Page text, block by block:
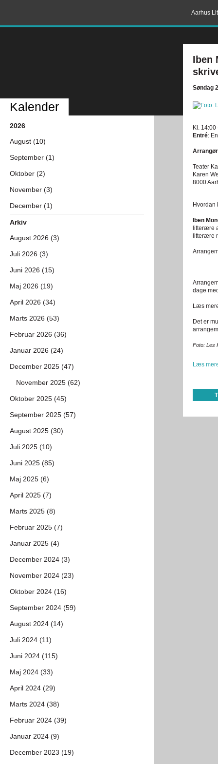
Aarhus
Iben
Søndag
Kl. 14:00
Entré:
Teater
Karen
8000
Hvordan
Iben
litterære
litterære
dage
Læs
Det er
Foto: Les
Læs
Kalender
2026
August (10)
September (1)
Oktober (2)
November (3)
December (1)
Arkiv
August 2026 (3)
Juli 2026 (3)
Juni 2026 (15)
Maj 2026 (19)
April 2026 (34)
Marts 2026 (53)
Februar 2026 (36)
Januar 2026 (24)
December 2025 (47)
November 2025 (62)
Oktober 2025 (45)
September 2025 (57)
August 2025 (30)
Juli 2025 (10)
Juni 2025 (85)
Maj 2025 (6)
April 2025 (7)
Marts 2025 (8)
Februar 2025 (7)
Januar 2025 (4)
December 2024 (3)
November 2024 (23)
Oktober 2024 (16)
September 2024 (59)
August 2024 (14)
Juli 2024 (11)
Juni 2024 (115)
Maj 2024 (33)
April 2024 (29)
Marts 2024 (38)
Februar 2024 (39)
Januar 2024 (9)
December 2023 (19)